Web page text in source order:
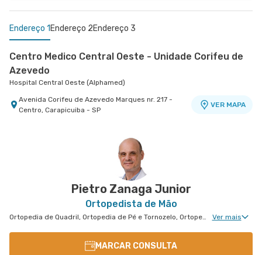
Endereço 1 Endereço 2Endereço 3
Centro Medico Central Oeste - Unidade Corifeu de
Azevedo
Hospital Central Oeste (Alphamed)
Avenida Corifeu de Azevedo Marques nr. 217 -
Centro, Carapicuiba - SP
VER MAPA
Estrada de Itapecerica nr. 4617 - Capao
Rua Fernando Falcao nr. 1222 - Mooca, Sao Paulo
Pietro Zanaga Junior
Ortopedista de Mão
Ortopedia de Quadril, Ortopedia de Pé e Tornozelo, Ortopedia de Ombro, Ortopedia de Joelho, Ortopedia Geral, Cirurgia de Joelho, Cirurgia de Punho, Ortopedia de Punho, Ortopedia de Cotovelo, Cirurgia de Cotovelo, Cirurgia de Quadril, Cirurgia de Ombro, Cirurgia de Pé e Tornozelo, Cirurgia de Mão Ver mais
MARCAR CONSULTA